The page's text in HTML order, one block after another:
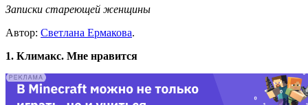
Записки стареющей женщины
Автор: Светлана Ермакова.
1. Климакс. Мне нравится